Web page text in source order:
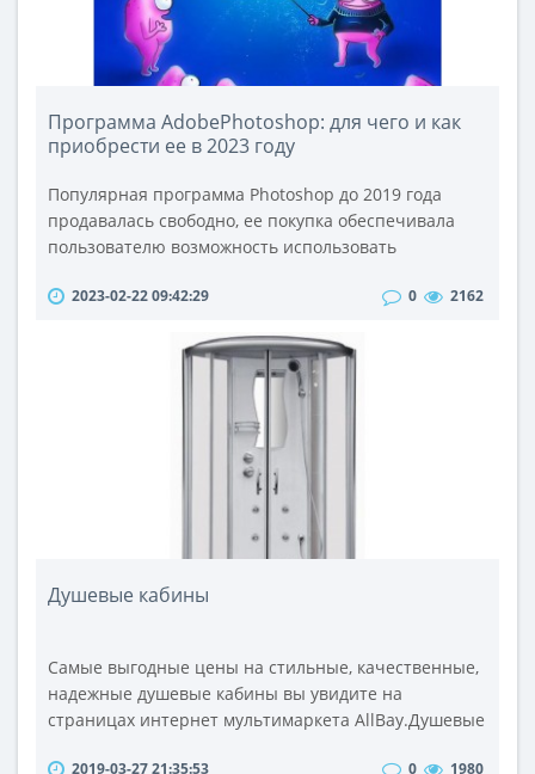
Программа AdobePhotoshop: для чего и как
приобрести ее в 2023 году
Популярная программа Photoshop до 2019 года
продавалась свободно, ее покупка обеспечивала
пользователю возможность использовать
количество времени, а разработчики компании
В 2023 году руководство Adobe объявило о том, что
теперь не будет продавать свои программные
продукты и приложения из пакета CreativeCloud в
2023-02-22 09:42:29 0 2162
Душевые кабины
Самые выгодные цены на стильные, качественные,
надежные душевые кабины вы увидите на
страницах интернет мультимаркета AllBay.Душевые
2019-03-27 21:35:53 0 1980